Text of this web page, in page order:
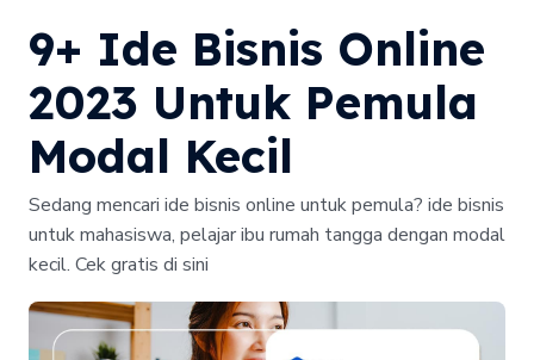
9+ Ide Bisnis Online
2023 Untuk Pemula
Modal Kecil
Sedang mencari ide bisnis online untuk pemula? ide bisnis
untuk mahasiswa, pelajar ibu rumah tangga dengan modal
kecil. Cek gratis di sini